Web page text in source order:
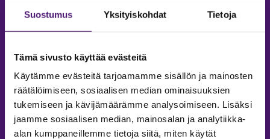
Suostumus Yksityiskohdat Tietoja
Tämä sivusto käyttää evästeitä
Käytämme evästeitä tarjoamamme sisällön ja mainosten
räätälöimiseen, sosiaalisen median ominaisuuksien
tukemiseen ja kävijämäärämme analysoimiseen. Lisäksi
jaamme sosiaalisen median, mainosalan ja analytiikka-
alan kumppaneillemme tietoja siitä, miten käytät